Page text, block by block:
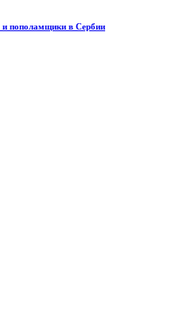
и пополамщики в Сербии